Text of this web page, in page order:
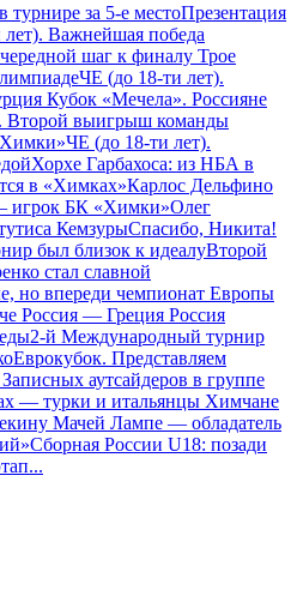
за 5-е местоПрезентация
Важнейшая победа
шаг к финалу Трое
ЧЕ (до 18-ти лет).
Кубок «Мечела». Россияне
Второй выигрыш команды
ЧЕ (до 18-ти лет).
Хорхе Гарбахоса: из НБА в
в «Химках»Карлос Дельфино
игрок БК «Химки»Олег
КемзурыСпасибо, Никита!
был близок к идеалуВторой
стал славной
но впереди чемпионат Европы
Россия — Греция Россия
2-й Международный турнир
Еврокубок. Представляем
аутсайдеров в группе
— турки и итальянцы Химчане
Мачей Лампе — обладатель
Сборная России U18: позади
...